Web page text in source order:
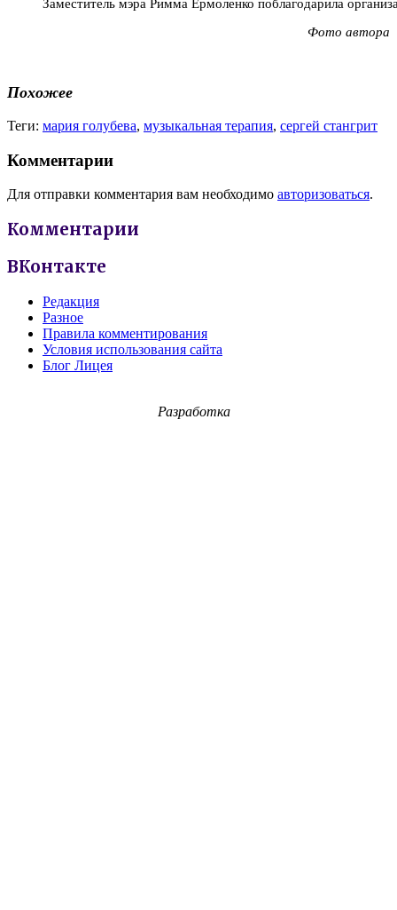
Заместитель мэра Римма Ермоленко поблагодарила
Фото автора
Похожее
Теги: мария голубева, музыкальная терапия, сергей стангрит
Комментарии
Для отправки комментария вам необходимо авторизоваться.
Комментарии
ВКонтакте
Редакция
Разное
Правила комментирования
Условия использования сайта
Блог Лицея
Разработка